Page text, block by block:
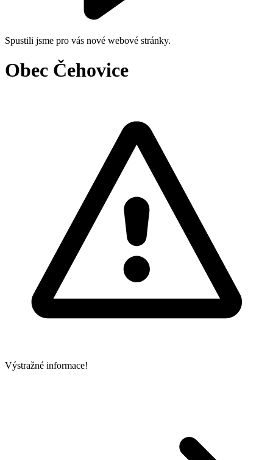
Spustili jsme pro vás nové webové stránky.
Obec Čehovice
Výstražné informace!